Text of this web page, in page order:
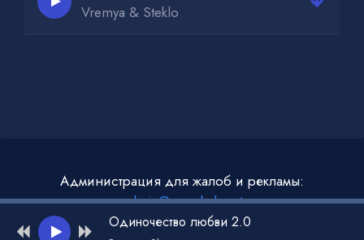
Vremya & Steklo
Администрация для жалоб и рекламы:
admin@muzdark.net
Одиночество любви 2.0